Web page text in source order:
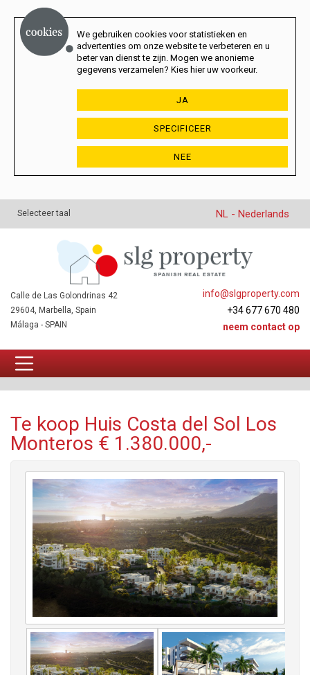
We gebruiken cookies voor statistieken en
advertenties om onze website te verbeteren en u
beter van dienst te zijn. Mogen we anonieme
gegevens verzamelen? Kies hier uw voorkeur.
JA
SPECIFICEER
NEE
Selecteer taal NL - Nederlands
info@slgproperty.com
+34 677 670 480
neem contact op
Calle de Las Golondrinas 42
29604, Marbella, Spain
Málaga - SPAIN
Te koop Huis Costa del Sol Los
Monteros € 1.380.000,-